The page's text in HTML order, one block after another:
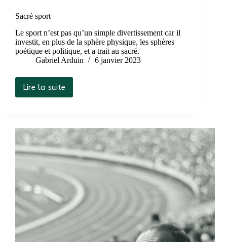
Sacré sport
Le sport n’est pas qu’un simple divertissement car il
investit, en plus de la sphère physique, les sphères
poétique et politique, et a trait au sacré.
Gabriel Arduin
6 janvier 2023
Lire la suite
Sacré
sport